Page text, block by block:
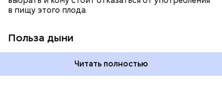
в пищу этого плода.
Польза дыни
Читать полностью
По мнению специалиста, здоровому человеку
достаточно включать щавель в рацион несколько
виде или припущенном на сковороде.
— Однако если человеку нужно не разжижать
кровь, а наоборот, ее коагулировать, то нужно
уточнила диетолог.